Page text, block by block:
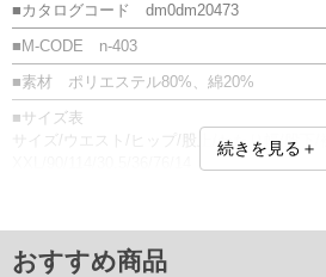
■カタログコード dm0dm20473
■M-CODE n-403
■素材 ポリエステル80%、綿20%
■サイズ表
サイズ/ウエスト/ヒップ/股上/わたり幅/股下/
返品交換希望の方は、商品到着後1週間以内にご連絡
続きを見る＋
おすすめ商品